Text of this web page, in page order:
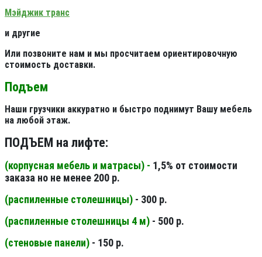
Мэйджик транс
и другие
Или позвоните нам и мы просчитаем ориентировочную
стоимость доставки.
Подъем
Наши грузчики аккуратно и быстро поднимут Вашу мебель
на любой этаж.
ПОДЪЕМ на лифте:
(корпусная мебель и матрасы) - 1,5% от стоимости
заказа но не менее 200 р.
(распиленные столешницы) - 300 р.
(распиленные столешницы 4 м) - 500 р.
(стеновые панели) - 150 р.